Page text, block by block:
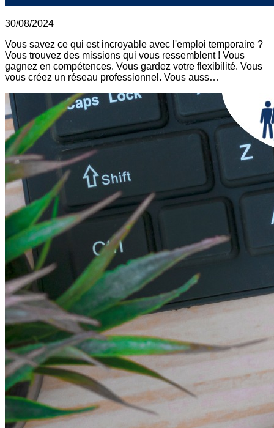
30/08/2024
Vous savez ce qui est incroyable avec l'emploi temporaire ?
Vous trouvez des missions qui vous ressemblent ! Vous
gagnez en compétences. Vous gardez votre flexibilité. Vous
vous créez un réseau professionnel. Vous auss…